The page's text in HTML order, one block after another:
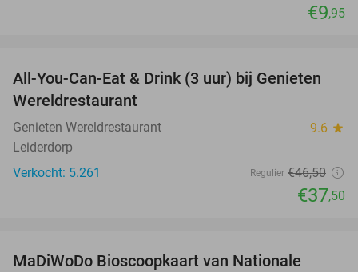
€9,95
19%
All-You-Can-Eat & Drink (3 uur) bij Genieten
Wereldrestaurant
Genieten Wereldrestaurant 9.6 star
Leiderdorp
Verkocht: 5.261
Regulier €46,50
€37,50
MaDiWoDo Bioscoopkaart van Nationale